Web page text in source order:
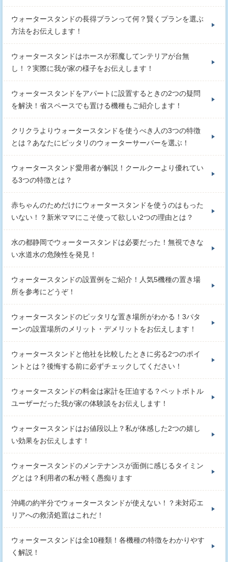
ウォータースタンドの長得プランって何？賢くプランを選ぶ
方法をお伝えします！
ウォータースタンドはホースが邪魔してンテリアが台無
し！？実際に我が家の様子をお伝えします！
ウォータースタンドをアパートに設置するときの2つの疑問
を解決！省スペースでも置ける機種もご紹介します！
クリクラよりウォータースタンドを使うべき人の3つの特徴
とは？あなたにピッタリのウォーターサーバーを選ぶ！
ウォータースタンド愛用者が解説！クールクーより優れてい
る3つの特徴とは？
赤ちゃんのためだけにウォータースタンドを使うのはもった
いない！？新米ママにこそ使って欲しい2つの理由とは？
水の都静岡でウォータースタンドは必要だった！無視できな
い水道水の危険性を発見！
ウォータースタンドの設置例をご紹介！人気5機種の置き場
所を参考にどうぞ！
ウォータースタンドのピッタリな置き場所がわかる！3パタ
ーンの設置場所のメリット・デメリットをお伝えします！
ウォータースタンドと他社を比較したときに劣る2つのポイ
ントとは？後悔する前に必ずチェックしてください！
ウォータースタンドの料金は家計を圧迫する？ペットボトル
ユーザーだった我が家の体験談をお伝えします！
ウォータースタンドはお値段以上？私が体感した2つの嬉し
い効果をお伝えします！
ウォータースタンドのメンテナンスが面倒に感じるタイミン
グとは？利用者の私が軽く愚痴ります
沖縄の約半分でウォータースタンドが使えない！？未対応エ
リアへの救済処置はこれだ！
ウォータースタンドは全10種類！各機種の特徴をわかりやす
く解説！